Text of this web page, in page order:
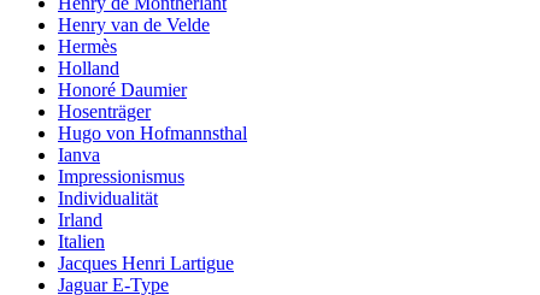
Henry van de Velde
Hermès
Holland
Honoré Daumier
Hosenträger
Hugo von Hofmannsthal
Ianva
Impressionismus
Individualität
Irland
Italien
Jacques Henri Lartigue
Jaguar E-Type